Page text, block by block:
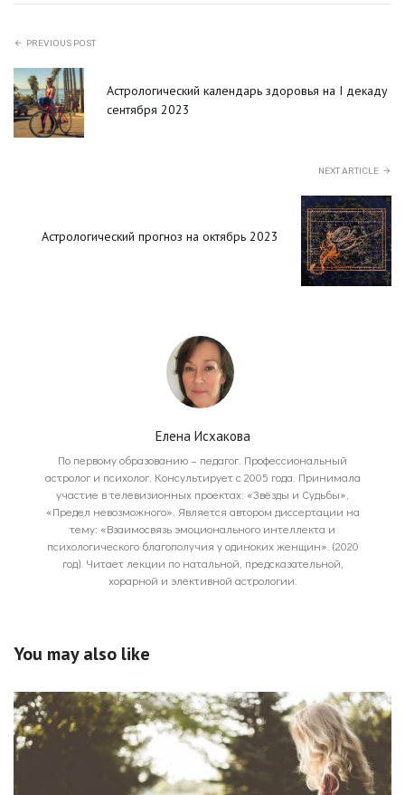
PREVIOUS POST
Астрологический календарь здоровья на I декаду
сентября 2023
NEXT ARTICLE
Астрологический прогноз на октябрь 2023
Елена Исхакова
По первому образованию – педагог. Профессиональный
астролог и психолог. Консультирует с 2005 года. Принимала
участие в телевизионных проектах: «Звёзды и Судьбы»,
«Предел невозможного». Является автором диссертации на
тему: «Взаимосвязь эмоционального интеллекта и
психологического благополучия у одиноких женщин». (2020
год). Читает лекции по натальной, предсказательной,
хорарной и элективной астрологии.
You may also like